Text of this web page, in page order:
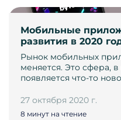
Мобильные
развития в 2020
Рынок мобильных
меняется. Это сфера,
появляется что-то
27 октября 2020 г.
8 минут на чтение